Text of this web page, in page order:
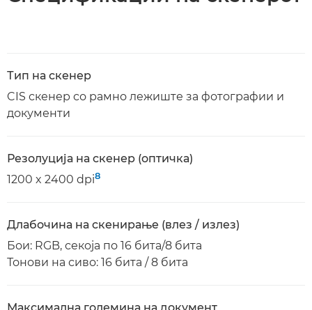
Тип на скенер
CIS скенер со рамно лежиште за фотографии и
документи
Резолуција на скенер (оптичка)
1200 x 2400 dpi8
Длабочина на скенирање (влез / излез)
Бои: RGB, секоја по 16 бита/8 бита
Тонови на сиво: 16 бита / 8 бита